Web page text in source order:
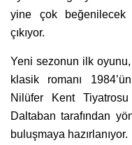
yine çok beğenilecek
çıkıyor.
Yeni sezonun ilk
klasik romanı
Nilüfer Kent
Daltaban tarafından
buluşmaya hazırlanıyor.